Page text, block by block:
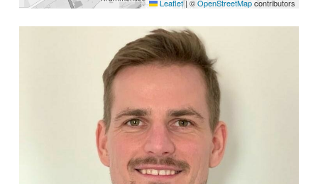
Leaflet| ©OpenStreetMapcontributors